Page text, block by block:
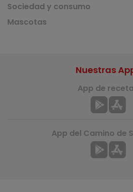
Sociedad y consumo
Mascotas
Nuestras
App de
App del Camino de